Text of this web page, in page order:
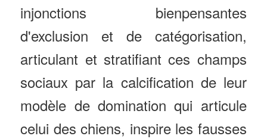
injonctions bienpensantes
d'exclusion et de catégorisation,
articulant et stratifiant ces champs
sociaux par la calcification de leur
modèle de domination qui articule
celui des chiens, inspire les fausses